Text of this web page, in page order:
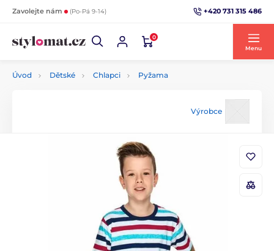
Zavolejte nám (Po-Pá 9-14) +420 731 315 486
0
Menu
Úvod Dětské Chlapci Pyžama
Výrobce